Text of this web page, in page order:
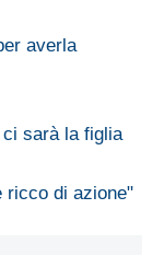
averla
sarà la figlia
ricco di azione"